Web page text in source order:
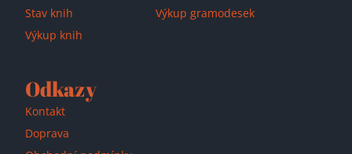
Stav knih
Výkup knih
Výkup gramodesek
Odkazy
Kontakt
Doprava